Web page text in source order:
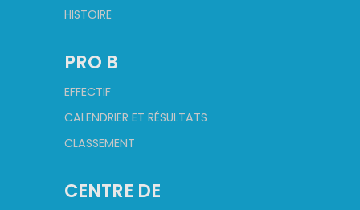
HISTOIRE
PRO B
EFFECTIF
CALENDRIER ET RÉSULTATS
CLASSEMENT
CENTRE DE